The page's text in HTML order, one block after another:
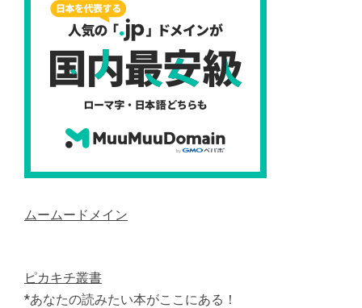
ムームードメイン
ピカキチ叢書
*あなたの読みたい本がここにある！